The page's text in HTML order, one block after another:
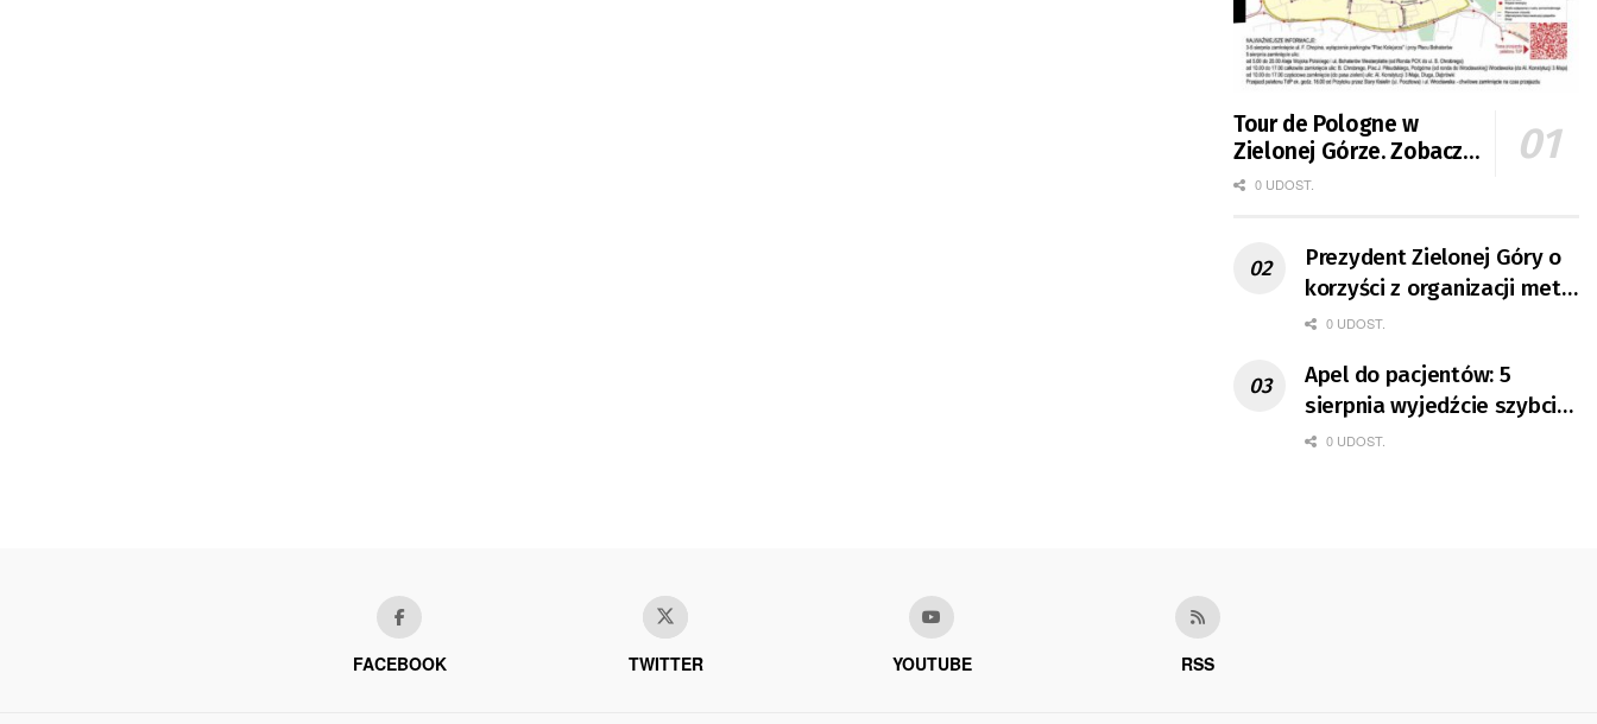
Tour de Pologne w
Zielonej Górze. Zobacz
zmiany w organizacji
0 UDOST.
Prezydent Zielonej Góry o
korzyści z organizacji mety
Tour de Pologne
0 UDOST.
Apel do pacjentów: 5
sierpnia wyjedźcie szybciej
z domów
0 UDOST.
FACEBOOK TWITTER YOUTUBE RSS